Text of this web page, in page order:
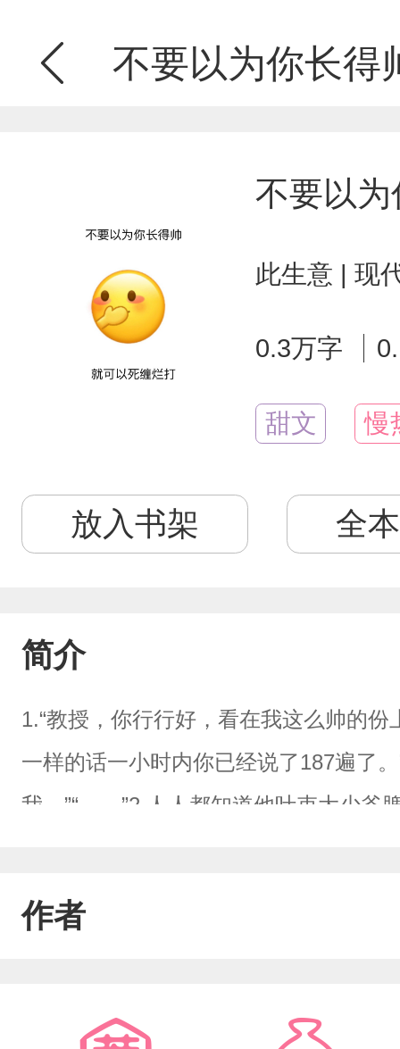
不要以为你长得
不要以
此生意 | 现
0.3万字
甜文 慢
放入书架 全
简介
1.“教授，你行行好，看在我这么帅的
一样的话一小时内你已经说了187遍了
我。”“……”2.人人都知道他叶束大少爷
吧。”叶束心灰意冷，对他说：“好啊，
问：“哎，你小子，当初是洛教授教出
作者